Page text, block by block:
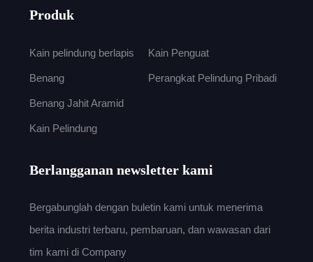
Produk
Kain pelindung berlapis
Benang
Benang Jahit Aramid
Kain Pelindung
Kain Penguat
Perangkat Pelindung Pribadi
Berlangganan newsletter kami
Bergabunglah dengan buletin kami untuk menerima
berita industri terbaru, pembaruan, dan wawasan dari
tim kami di Company